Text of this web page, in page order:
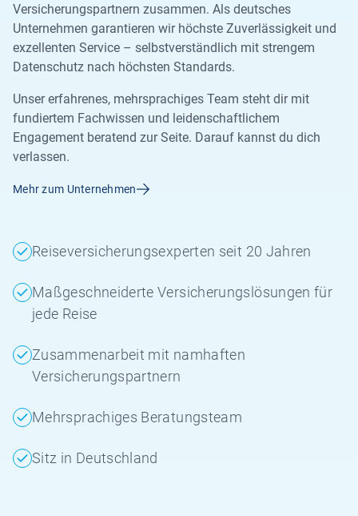
Versicherungspartnern zusammen. Als deutsches
Unternehmen garantieren wir höchste Zuverlässigkeit und
exzellenten Service – selbstverständlich mit strengem
Datenschutz nach höchsten Standards.
Unser erfahrenes, mehrsprachiges Team steht dir mit
fundiertem Fachwissen und leidenschaftlichem
Engagement beratend zur Seite. Darauf kannst du dich
verlassen.
Mehr zum Unternehmen
Reiseversicherungsexperten seit 20 Jahren
Maßgeschneiderte Versicherungslösungen für
jede Reise
Zusammenarbeit mit namhaften
Versicherungspartnern
Mehrsprachiges Beratungsteam
Sitz in Deutschland